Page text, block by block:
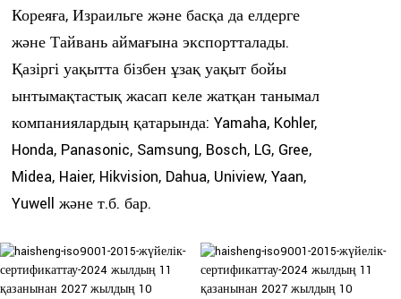
Кореяға, Израильге және басқа да елдерге
және Тайвань аймағына экспортталады.
Қазіргі уақытта бізбен ұзақ уақыт бойы
ынтымақтастық жасап келе жатқан танымал
компаниялардың қатарында: Yamaha, Kohler,
Honda, Panasonic, Samsung, Bosch, LG, Gree,
Midea, Haier, Hikvision, Dahua, Uniview, Yaan,
Yuwell және т.б. бар.